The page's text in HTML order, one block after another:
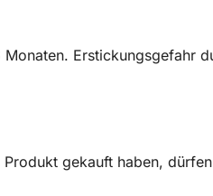
Erstickungsgefahr
gekauft haben,